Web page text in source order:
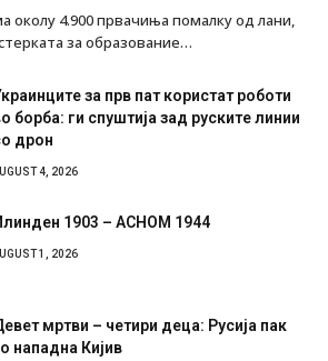
околу 4.900 првачиња помалку од лани,
за образование…
за прв пат користат роботи
борба: ги спуштија зад руските линии
дрон
4, 2026
1903 – АСНОМ 1944
1, 2026
мртви – четири деца: Русија пак
нападна Кијив